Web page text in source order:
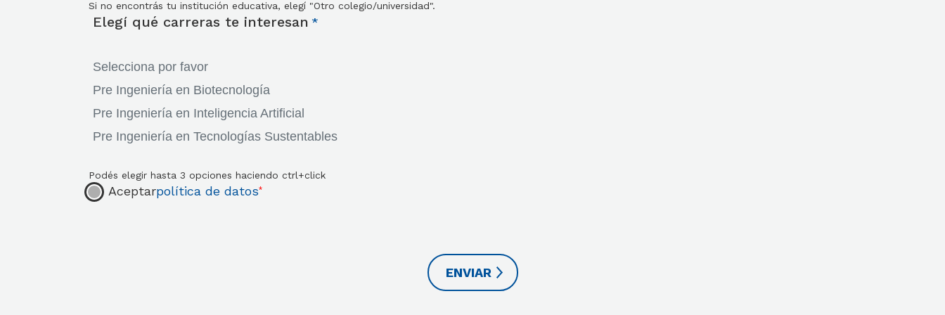
Si no encontrás tu institución educativa, elegí "Otro colegio/universidad".
Elegí qué carreras te interesan
Podés elegir hasta 3 opciones haciendo ctrl+click
Aceptarpolítica de datos*